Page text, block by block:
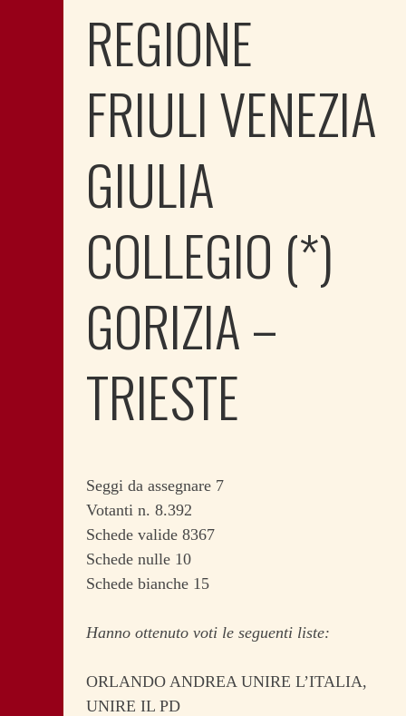
REGIONE
FRIULI VENEZIA
GIULIA
COLLEGIO (*)
GORIZIA –
TRIESTE
Seggi da assegnare 7
Votanti n. 8.392
Schede valide 8367
Schede nulle 10
Schede bianche 15
Hanno ottenuto voti le seguenti liste:
ORLANDO ANDREA UNIRE L’ITALIA,
UNIRE IL PD